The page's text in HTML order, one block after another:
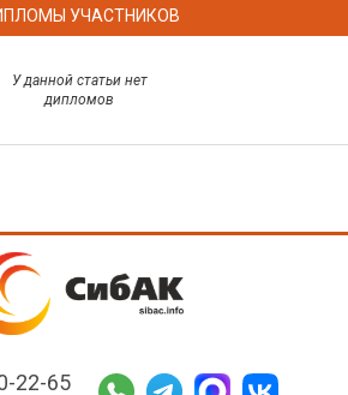
УЧАСТНИКОВ
У данной статьи нет
дипломов
22-65